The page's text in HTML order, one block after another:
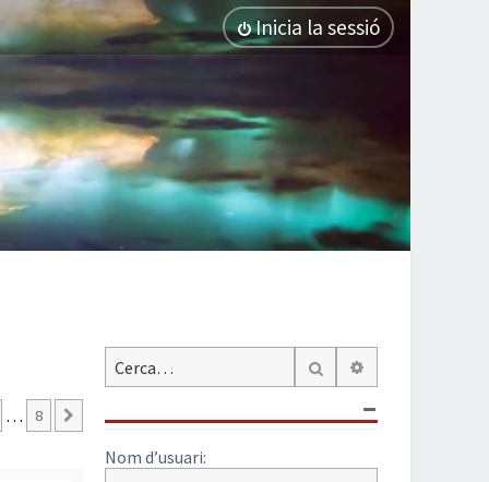
Inicia la sessió
… 8 Següent
Cerca
Nom d’usuari: